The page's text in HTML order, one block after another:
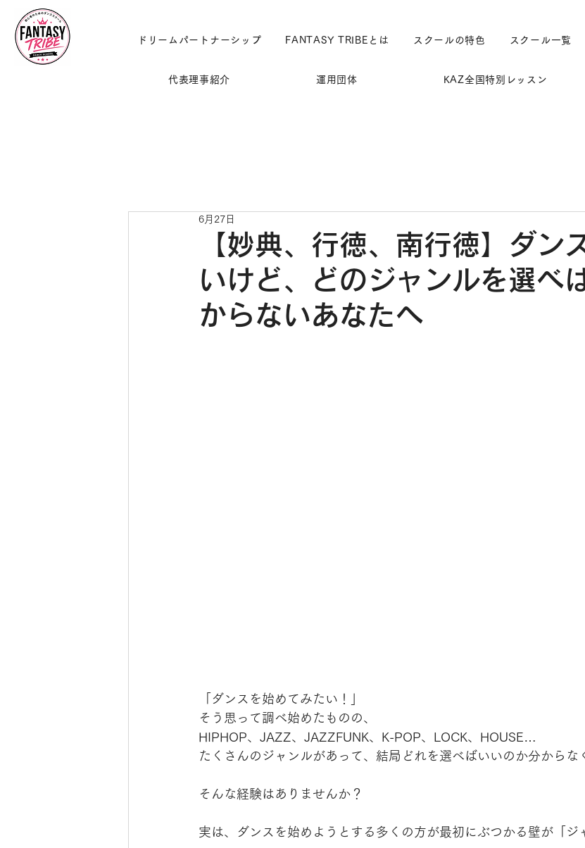
ドリームパートナーシップ FANTASY TRIBEとは スクールの特色 スクール一覧
代表理事紹介 運用団体 KAZ全国特別レッスン
【妙典、行徳、南行徳】ダン
いけど、どのジャンルを選べ
からないあなたへ
6月27日
「ダンスを始めてみたい！」
そう思って調べ始めたものの、
HIPHOP、JAZZ、JAZZFUNK、K-POP、LOCK、HOUSE…
たくさんのジャンルがあって、結局どれを選べばいいのか分からな
そんな経験はありませんか？
実は、ダンスを始めようとする多くの方が最初にぶつかる壁が「ジ